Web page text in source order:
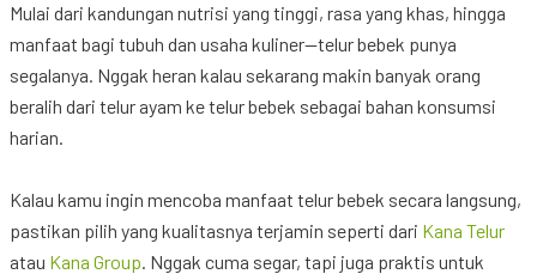
Mulai dari kandungan nutrisi yang tinggi, rasa yang khas, hingga
manfaat bagi tubuh dan usaha kuliner—telurbebek punya
segalanya. Nggak heran kalau sekarang makin banyak orang
beralih dari telur ayam ketelurbebek sebagai bahan konsumsi
harian.
Kalau kamu ingin mencoba manfaat telurbebek secara langsung,
pastikan pilih yang kualitasnya terjamin seperti dari Kana Telur
atau Kana Group. Nggak cuma segar, tapi juga praktis untuk